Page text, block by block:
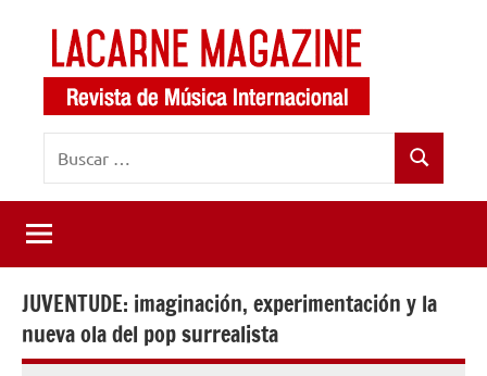
contenido
LaCarne
Magazine
de
música
internacional
Buscar
JUVENTUDE: imaginación, experimentación y la
nueva ola del pop surrealista